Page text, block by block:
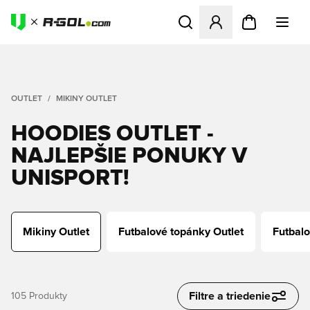
Otvorí modál na
OUTLET MIKINY OUTLET
HOODIES OUTLET -
NAJLEPŠIE PONUKY V
UNISPORT!
Mikiny Outlet Futbalové topánky Outlet
105 Produkty Filtre a triedenie